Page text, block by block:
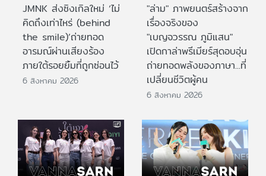
JMNK ส่งซิงเกิลใหม่ ‘ไม่
คิดถึงเท่าไหร่ (behind
the smile)’ถ่ายทอด
อารมณ์ผ่านเสียงร้อง
ภายใต้รอยยิ้มที่ถูกซ่อนไว้
6 สิงหาคม 2026
"ล่าม" ภาพยนตร์สร้างจาก
เรื่องจริงของ
"เบญจวรรณ ภูมิแสน"
เปิดกาล่าพรีเมียร์สุดอบอุ่น
ถ่ายทอดพลังของภาษา...ที่
เปลี่ยนชีวิตผู้คน
6 สิงหาคม 2026